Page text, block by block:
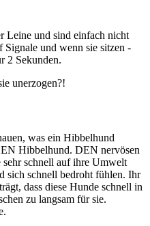
Leine und sind einfach nicht
Signale und wenn sie sitzen -
2 Sekunden.
unerzogen?!
was ein Hibbelhund
Hibbelhund. DEN nervösen
schnell auf ihre Umwelt
sich schnell bedroht fühlen. Ihr
dass diese Hunde schnell in
zu langsam für sie.